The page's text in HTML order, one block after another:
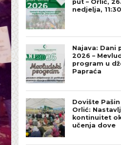
put – Orlić,
nedjelja,
Najava: Dani
2026 –
program u
Papraća
Dovište Pašin
Orlić:
kontinuitet
učenja dove